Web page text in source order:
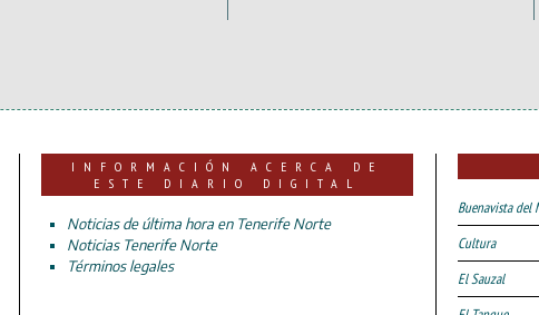
INFORMACIÓN ACERCA DE
ESTE DIARIO DIGITAL
Noticias de última hora en Tenerife Norte
Noticias Tenerife Norte
Términos legales
Buenavista del
Cultura
El Sauzal